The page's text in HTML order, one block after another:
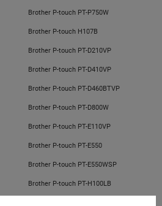
Brother P-touch PT-P750W
Brother P-touch H107B
Brother P-touch PT-D210VP
Brother P-touch PT-D410VP
Brother P-touch PT-D460BTVP
Brother P-touch PT-D800W
Brother P-touch PT-E110VP
Brother P-touch PT-E550
Brother P-touch PT-E550WSP
Brother P-touch PT-H100LB